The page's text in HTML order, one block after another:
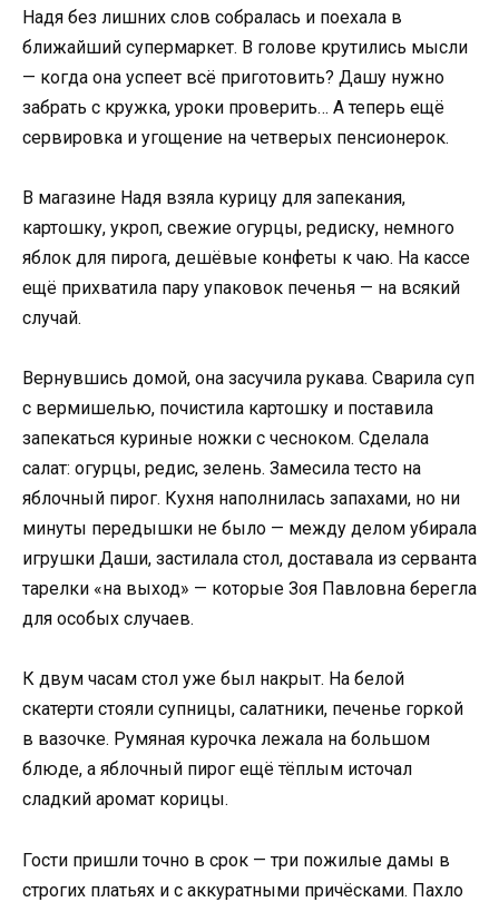
Надя без лишних слов собралась и поехала в
ближайший супермаркет. В голове крутились мысли
— когда она успеет всё приготовить? Дашу нужно
забрать с кружка, уроки проверить… А теперь ещё
сервировка и угощение на четверых пенсионерок.
В магазине Надя взяла курицу для запекания,
картошку, укроп, свежие огурцы, редиску, немного
яблок для пирога, дешёвые конфеты к чаю. На кассе
ещё прихватила пару упаковок печенья — на всякий
случай.
Вернувшись домой, она засучила рукава. Сварила суп
с вермишелью, почистила картошку и поставила
запекаться куриные ножки с чесноком. Сделала
салат: огурцы, редис, зелень. Замесила тесто на
яблочный пирог. Кухня наполнилась запахами, но ни
минуты передышки не было — между делом убирала
игрушки Даши, застилала стол, доставала из серванта
тарелки «на выход» — которые Зоя Павловна берегла
для особых случаев.
К двум часам стол уже был накрыт. На белой
скатерти стояли супницы, салатники, печенье горкой
в вазочке. Румяная курочка лежала на большом
блюде, а яблочный пирог ещё тёплым источал
сладкий аромат корицы.
Гости пришли точно в срок — три пожилые дамы в
строгих платьях и с аккуратными причёсками. Пахло